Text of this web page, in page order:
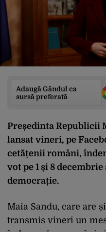
Adaugă Gândul ca
sursă preferată
Președinta Republicii
lansat vineri, pe
cetățenii români,
vot pe 1 și 8
democrație.
Maia Sandu, care are
transmis vineri un